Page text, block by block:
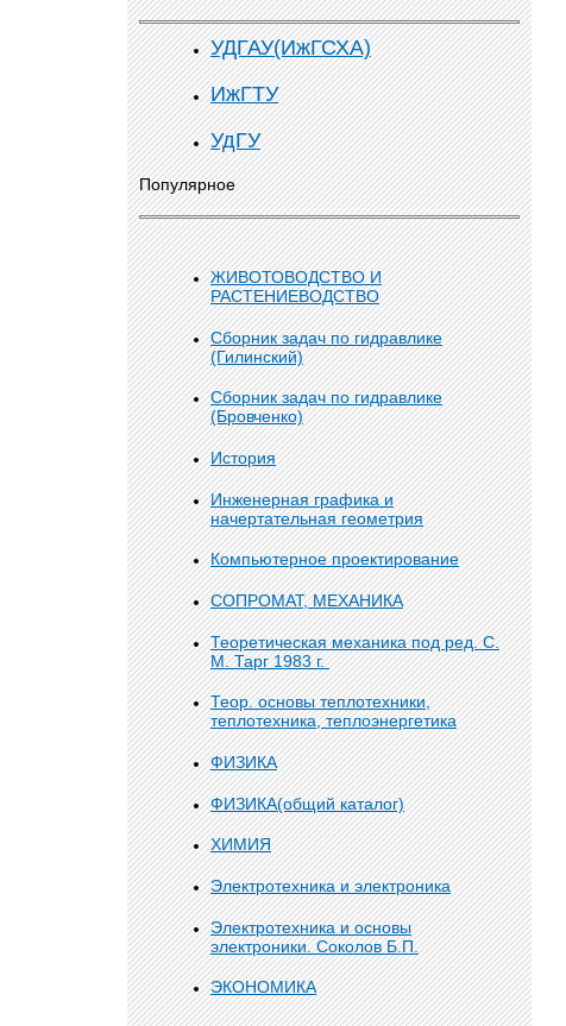
УДГАУ(ИжГСХА)
ИжГТУ
УдГУ
Популярное
ЖИВОТОВОДСТВО И
РАСТЕНИЕВОДСТВО
Сборник задач по гидравлике
(Гилинский)
Сборник задач по гидравлике
(Бровченко)
История
Инженерная графика и
начертательная геометрия
Компьютерное проектирование
СОПРОМАТ, МЕХАНИКА
Теоретическая механика под ред. С.
М. Тарг 1983 г.
Теор. основы теплотехники,
теплотехника, теплоэнергетика
ФИЗИКА
ФИЗИКА(общий каталог)
ХИМИЯ
Электротехника и электроника
Электротехника и основы
электроники. Соколов Б.П.
ЭКОНОМИКА